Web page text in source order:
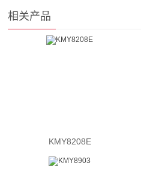
相关产品
KMY8208E